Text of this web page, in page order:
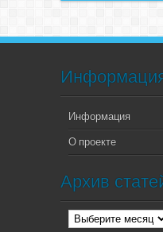
Информация
О проекте
Архив
Архив
статей